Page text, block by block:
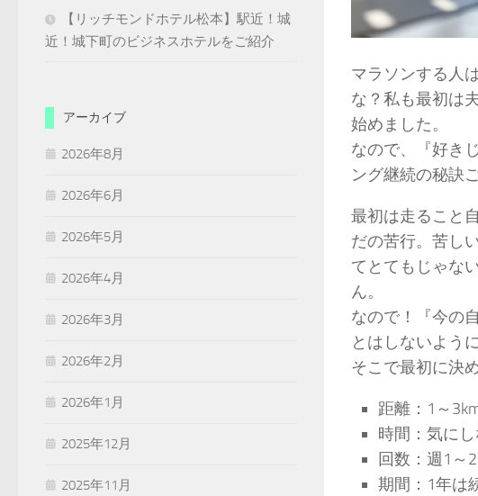
マラソンする人
な？私も最初は
始めました。
なので、『好き
ング継続の秘訣
最初は走ること
だの苦行。苦し
てとてもじゃな
ん。
なので！『今の
とはしないよう
そこで最初に決
距離：1～
時間：気に
回数：週1～
期間：1年は
【リッチモンドホテル松本】駅近！城
近！城下町のビジネスホテルをご紹介
アーカイブ
2026年8月
2026年6月
2026年5月
2026年4月
2026年3月
2026年2月
2026年1月
2025年12月
2025年11月